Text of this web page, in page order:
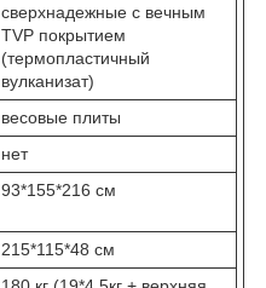
сверхнадежные с вечным
TVP покрытием
(термопластичный
вулканизат)
весовые плиты
нет
93*155*216 см
215*115*48 см